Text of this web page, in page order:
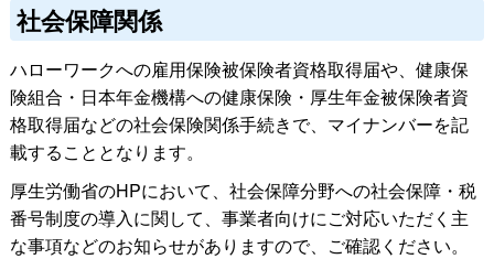
社会保障関係
ハローワークへの雇用保険被保険者資格取得届や、健康保
険組合・日本年金機構への健康保険・厚生年金被保険者資
格取得届などの社会保険関係手続きで、マイナンバーを記
載することとなります。
厚生労働省のHPにおいて、社会保障分野への社会保障・税
番号制度の導入に関して、事業者向けにご対応いただく主
な事項などのお知らせがありますので、ご確認ください。